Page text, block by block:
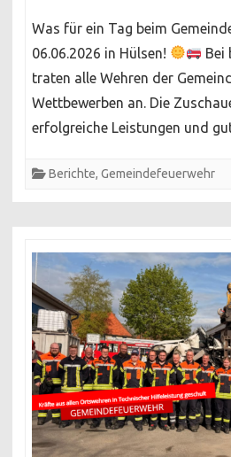
2026
in
Hülsen
Was für ein Tag beim
06.06.2026 in Hülsen!
Bei
traten alle Wehren der
Wettbewerben an. Die
erfolgreiche Leistungen und
Berichte, Gemeindefeuerwehr